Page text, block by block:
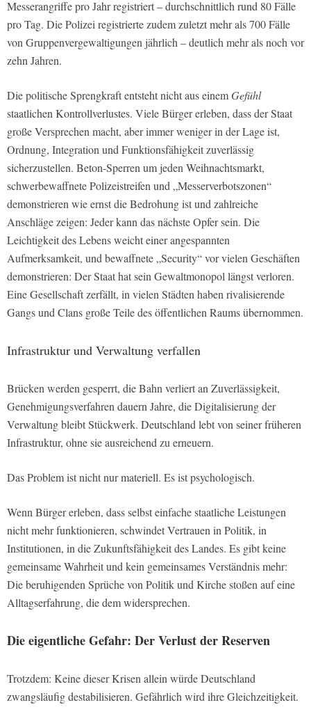
Messerangriffe pro Jahr registriert – durchschnittlich rund 80 Fälle
pro Tag. Die Polizei registrierte zudem zuletzt mehr als 700 Fälle
von Gruppenvergewaltigungen jährlich – deutlich mehr als noch vor
zehn Jahren.
Die politische Sprengkraft entsteht nicht aus einemGefühl
staatlichen Kontrollverlustes. Viele Bürger erleben, dass der Staat
große Versprechen macht, aber immer weniger in der Lage ist,
Ordnung, Integration und Funktionsfähigkeit zuverlässig
sicherzustellen. Beton-Sperren um jeden Weihnachtsmarkt,
schwerbewaffnete Polizeistreifen und „Messerverbotszonen“
demonstrieren wie ernst die Bedrohung ist und zahlreiche
Anschläge zeigen: Jeder kann das nächste Opfer sein. Die
Leichtigkeit des Lebens weicht einer angespannten
Aufmerksamkeit, und bewaffnete „Security“ vor vielen Geschäften
demonstrieren: Der Staat hat sein Gewaltmonopol längst verloren.
Eine Gesellschaft zerfällt, in vielen Städten haben rivalisierende
Gangs und Clans große Teile des öffentlichen Raums übernommen.
Infrastruktur und Verwaltung verfallen
Brücken werden gesperrt, die Bahn verliert an Zuverlässigkeit,
Genehmigungsverfahren dauern Jahre, die Digitalisierung der
Verwaltung bleibt Stückwerk. Deutschland lebt von seiner früheren
Infrastruktur, ohne sie ausreichend zu erneuern.
Das Problem ist nicht nur materiell. Es ist psychologisch.
Wenn Bürger erleben, dass selbst einfache staatliche Leistungen
nicht mehr funktionieren, schwindet Vertrauen in Politik, in
Institutionen, in die Zukunftsfähigkeit des Landes. Es gibt keine
gemeinsame Wahrheit und kein gemeinsames Verständnis mehr:
Die beruhigenden Sprüche von Politik und Kirche stoßen auf eine
Alltagserfahrung, die dem widersprechen.
Die eigentliche Gefahr: Der Verlust der Reserven
Trotzdem: Keine dieser Krisen allein würde Deutschland
zwangsläufig destabilisieren. Gefährlich wird ihre Gleichzeitigkeit.